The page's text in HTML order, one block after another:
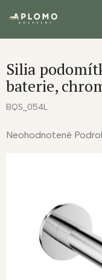
Silia
baterie,
BQS_054L
Priemerné
hviezdičiek.
Neohodnotené